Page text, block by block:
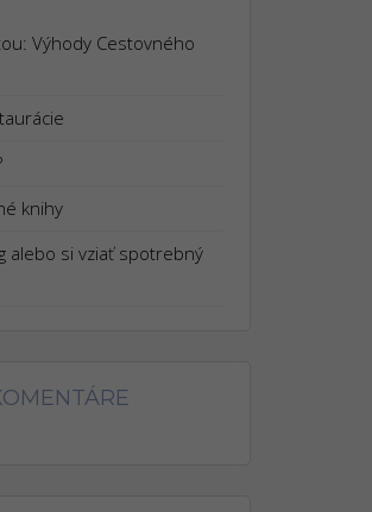
Výhody Cestovného
knihy
alebo si vziať spotrebný